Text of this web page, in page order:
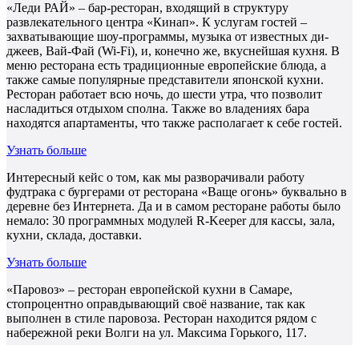
«Леди РАЙ» – бар-ресторан, входящий в структуру
развлекательного центра «Кинап». К услугам гостей –
захватывающие шоу-программы, музыка от известных ди-
джеев, Вай-Фай (Wi-Fi), и, конечно же, вкуснейшая кухня. В
меню ресторана есть традиционные европейские блюда, а
также самые популярные представители японской кухни.
Ресторан работает всю ночь, до шести утра, что позволит
насладиться отдыхом сполна. Также во владениях бара
находятся апартаменты, что также располагает к себе гостей.
Узнать больше
Интересный кейс о том, как мы разворачивали работу
фудтрака с бургерами от ресторана «Ваще огонь» буквально в
деревне без Интернета. Да и в самом ресторане работы было
немало: 30 программных модулей R-Keeper для кассы, зала,
кухни, склада, доставки.
Узнать больше
«Паровоз» – ресторан европейской кухни в Самаре,
стопроцентно оправдывающий своё название, так как
выполнен в стиле паровоза. Ресторан находится рядом с
набережной реки Волги на ул. Максима Горького, 117.